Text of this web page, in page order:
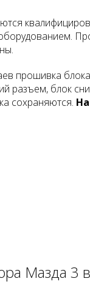
прошивка
разъем, блок
сохраняются.
Мазда 3